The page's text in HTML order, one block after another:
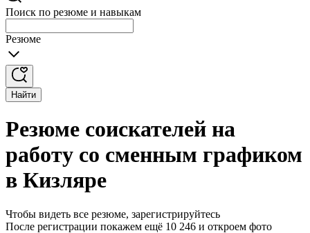
Поиск по резюме и навыкам
Резюме
Найти
Резюме соискателей на
работу со сменным графиком
в Кизляре
Чтобы видеть все резюме, зарегистрируйтесь
После регистрации покажем ещё 10 246 и откроем фото